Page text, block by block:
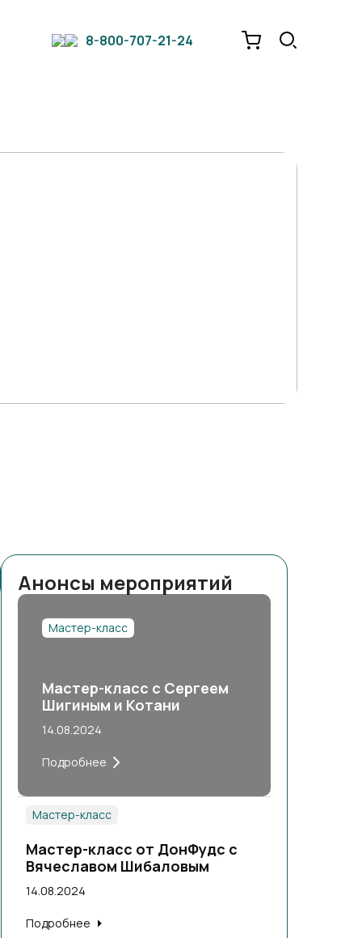
8-800-707-21-24
Анонсы мероприятий
Мастер-класс
Мастер-класс с Сергеем
Шигиным и Котани
14.08.2024
Подробнее
Мастер-класс
Мастер-класс от ДонФудс с
Вячеславом Шибаловым
14.08.2024
Подробнее